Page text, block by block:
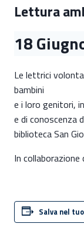
Lettura
18
Le lettrici
bambini
e i loro genitori,
e di conoscenza
biblioteca San
In collaborazione
Salva nel